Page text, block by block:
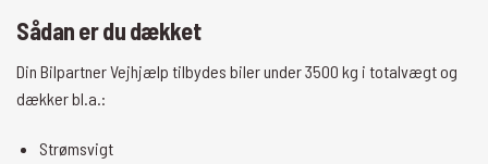
Sådan er du dækket
Din Bilpartner Vejhjælp tilbydes biler under 3500 kg i totalvægt og
dækker bl.a.:
Strømsvigt